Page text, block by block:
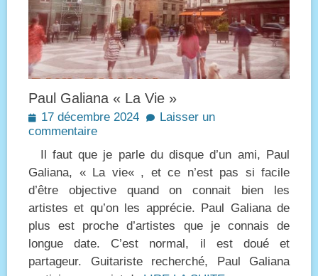
Paul Galiana « La Vie »
Posted
on
17 décembre 2024
Laisser un
commentaire
Il faut que je parle du disque d’un ami, Paul
Galiana, « La vie« , et ce n’est pas si facile
d’être objective quand on connait bien les
artistes et qu’on les apprécie. Paul Galiana de
plus est proche d’artistes que je connais de
longue date. C’est normal, il est doué et
partageur. Guitariste recherché, Paul Galiana